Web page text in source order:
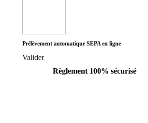
Prélèvement automatique SEPA en ligne
Valider
Règlement 100% sécurisé